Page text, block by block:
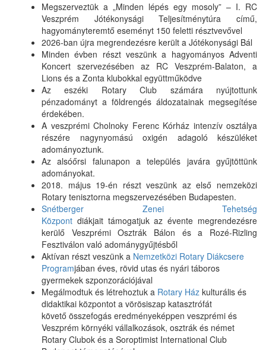
Megszerveztük a „Minden lépés egy mosoly” – I. RC
Veszprém Jótékonysági Teljesítménytúra című,
hagyományteremtő eseményt 150 feletti résztvevővel
2026-ban újra megrendezésre került a Jótékonysági Bál
Minden évben részt veszünk a hagyományos Adventi
Koncert szervezésében az RC Veszprém-Balaton, a
Lions és a Zonta klubokkal együttműködve
Az eszéki Rotary Club számára nyújtottunk
pénzadományt a földrengés áldozatainak megsegítése
érdekében.
A veszprémi Cholnoky Ferenc Kórház intenzív osztálya
részére nagynyomású oxigén adagoló készüléket
adományoztunk.
Az alsóőrsi falunapon a település javára gyűjtöttünk
adományokat.
2018. május 19-én részt veszünk az első nemzeközi
Rotary tenisztorna megszervezésében Budapesten.
Snétberger Zenei Tehetség
Központ diákjait támogatjuk az évente megrendezésre
kerülő Veszprémi Osztrák Bálon és a Rozé-Rizling
Fesztiválon való adománygyűjtésből
Aktívan részt veszünk a Nemzetközi Rotary Diákcsere
Programjában éves, rövid utas és nyári táboros
gyermekek szponzorációjával
Megálmodtuk és létrehoztuk a Rotary Ház kulturális és
didaktikai központot a vörösiszap katasztrófát
követő összefogás eredményeképpen veszprémi és
Veszprém környéki vállalkozások, osztrák és német
Rotary Clubok és a Soroptimist International Club